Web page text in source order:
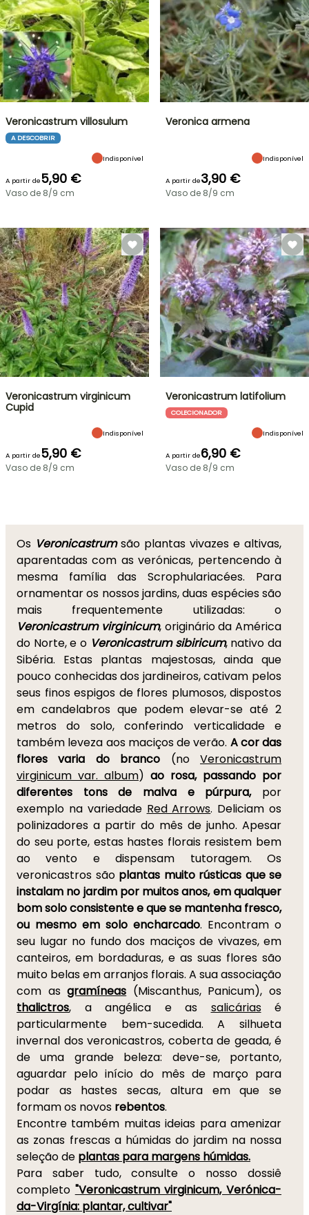
Veronicastrum villosulum
A DESCOBRIR
Indisponível
A partir de5,90 €
Vaso de 8/9 cm
Veronica armena
Indisponível
A partir de3,90 €
Vaso de 8/9 cm
Veronicastrum virginicum
Cupid
Indisponível
A partir de5,90 €
Vaso de 8/9 cm
Veronicastrum latifolium
COLECIONADOR
Indisponível
A partir de6,90 €
Vaso de 8/9 cm
Os Veronicastrumsão plantas vivazes e altivas,
aparentadas com as verónicas, pertencendo à
mesma família das Scrophulariacées. Para
ornamentar os nossos jardins, duas espécies são
mais frequentemente utilizadas: o
Veronicastrum virginicum, originário da América
do Norte, e o Veronicastrum sibiricum, nativo da
Sibéria. Estas plantas majestosas, ainda que
pouco conhecidas dos jardineiros, cativam pelos
seus finos espigos de flores plumosos, dispostos
em candelabros que podem elevar-se até 2
metros do solo, conferindo verticalidade e
também leveza aos maciços de verão. A cor das
flores varia do branco (noVeronicastrum
virginicum var. album) ao rosa, passando por
diferentes tons de malva e púrpura,por
exemplo na variedade Red Arrows. Deliciam os
polinizadores a partir do mês de junho. Apesar
do seu porte, estas hastes florais resistem bem
ao vento e dispensam tutoragem. Os
veronicastros são plantas muito rústicas que se
instalam no jardim por muitos anos,em qualquer
bom solo consistente e que se mantenha fresco,
ou mesmo em solo encharcado. Encontram o
seu lugar no fundo dos maciços de vivazes, em
canteiros, em bordaduras, e as suas flores são
muito belas em arranjos florais. A sua associação
com asgramíneas (Miscanthus, Panicum), os
thalictros, a angélica e as salicáriasé
particularmente bem-sucedida. A silhueta
invernal dos veronicastros, coberta de geada, é
de uma grande beleza: deve-se, portanto,
aguardar pelo início do mês de março para
podar as hastes secas, altura em que se
formam os novos rebentos.
Encontre também muitas ideias para amenizar
as zonas frescas a húmidas do jardim na nossa
seleção de plantas para margens húmidas.
Para saber tudo, consulte o nosso dossiê
completo "Veronicastrum virginicum, Verónica-
da-Virgínia: plantar, cultivar"